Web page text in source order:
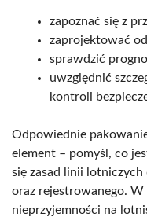
zapoznać się z
zaprojektować
sprawdzić
uwzględnić
kontroli
Odpowiednie
element – pomyśl, co
się zasad linii
oraz rejestrowanego.
nieprzyjemności na